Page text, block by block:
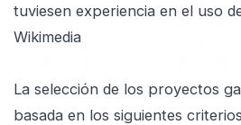
tuviesen experiencia en el uso
Wikimedia
La selección de los proyectos
basada en los siguientes